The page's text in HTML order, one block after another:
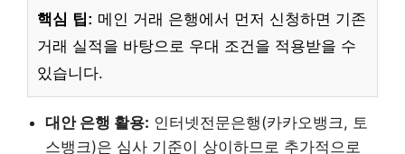
핵심 팁: 메인 거래 은행에서 먼저 신청하면 기존
거래 실적을 바탕으로 우대 조건을 적용받을 수
있습니다.
대안 은행 활용: 인터넷전문은행(카카오뱅크, 토
스뱅크)은 심사 기준이 상이하므로 추가적으로